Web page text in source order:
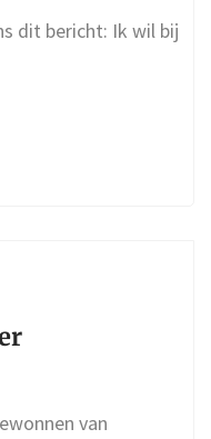
dit bericht: Ik wil bij
van